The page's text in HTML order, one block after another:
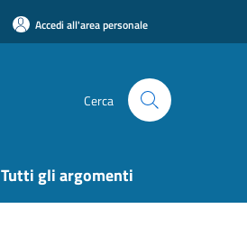
Accedi all'area personale
Cerca
Tutti gli argomenti